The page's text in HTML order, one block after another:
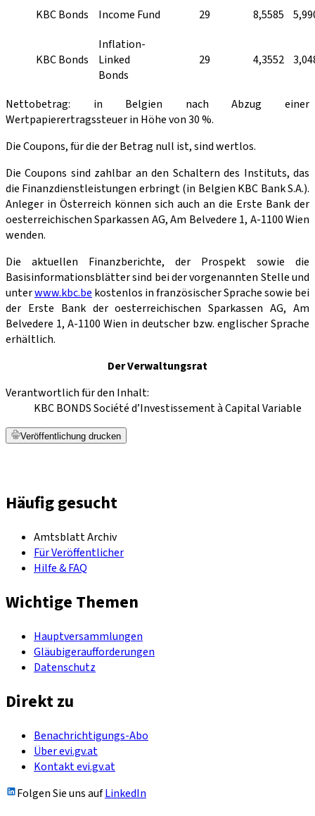
KBC Bonds Income Fund 29 8,5585
KBC Bonds
Inflation-
Linked
Bonds
29 4,3552
Nettobetrag: in Belgien nach Abzug einer
Wertpapierertragssteuer in Höhe von 30 %.
Die Coupons, für die der Betrag null ist, sind wertlos.
Die Coupons sind zahlbar an den Schaltern des Instituts, das
die Finanzdienstleistungen erbringt (in Belgien KBC Bank S.A.).
Anleger in Österreich können sich auch an die Erste Bank der
oesterreichischen Sparkassen AG, Am Belvedere 1, A-1100 Wien
wenden.
Die aktuellen Finanzberichte, der Prospekt sowie die
Basisinformationsblätter sind bei der vorgenannten Stelle und
unterwww.kbc.be kostenlos in französischer Sprache sowie bei
der Erste Bank der oesterreichischen Sparkassen AG, Am
Belvedere 1, A-1100 Wien in deutscher bzw. englischer Sprache
erhältlich.
Der Verwaltungsrat
Verantwortlich für den Inhalt:
KBC BONDS Société d’Investissement à Capital Variable
Veröffentlichung drucken
Häufig gesucht
Amtsblatt Archiv
Für Veröffentlicher
Hilfe & FAQ
Wichtige Themen
Hauptversammlungen
Gläubigeraufforderungen
Datenschutz
Direkt zu
Benachrichtigungs-Abo
Über evi.gv.at
Kontakt evi.gv.at
Folgen Sie uns aufLinkedIn